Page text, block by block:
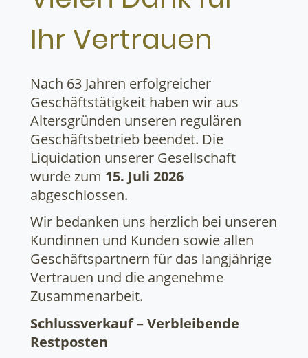
Ihr Vertrauen
Nach 63 Jahren erfolgreicher
Geschäftstätigkeit haben wir aus
Altersgründen unseren regulären
Geschäftsbetrieb beendet. Die
Liquidation unserer Gesellschaft
wurde zum 15. Juli 2026
abgeschlossen.
Wir bedanken uns herzlich bei unseren
Kundinnen und Kunden sowie allen
Geschäftspartnern für das langjährige
Vertrauen und die angenehme
Zusammenarbeit.
Schlussverkauf – Verbleibende
Restposten